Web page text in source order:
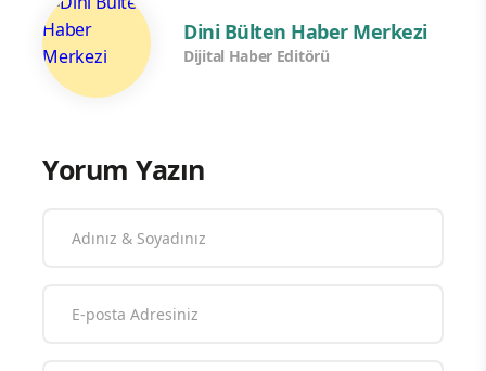
Dini Bülten Haber Merkezi
Dijital Haber Editörü
Yorum Yazın